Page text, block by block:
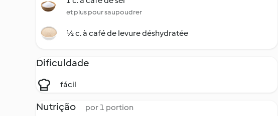
et plus pour saupoudrer
½ c. à café de levure déshydratée
Dificuldade
fácil
Nutrição por 1 portion